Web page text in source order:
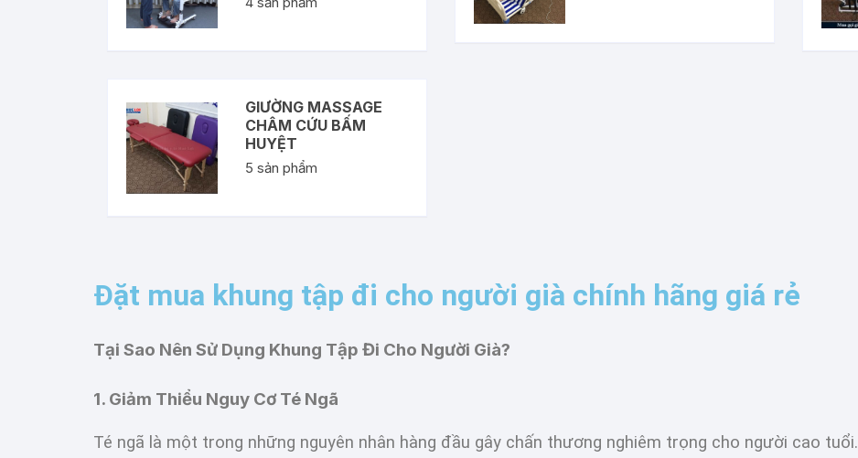
GIƯỜNG MASSAGE
CHÂM CỨU BẤM
HUYỆT
5 sản phẩm
Đặt mua khung tập đi cho người già chính hãng giá rẻ
Tại Sao Nên Sử Dụng Khung Tập Đi Cho Người Già?
1. Giảm Thiểu Nguy Cơ Té Ngã
Té ngã là một trong những nguyên nhân hàng đầu gây chấn thương nghiêm trọng cho người cao tuổi.